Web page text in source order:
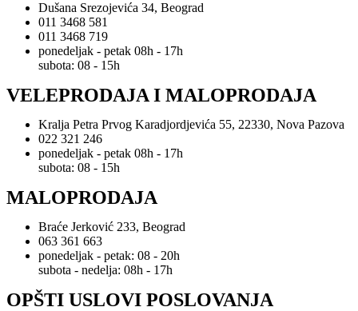
Dušana Srezojevića 34, Beograd
011 3468 581
011 3468 719
ponedeljak - petak 08h - 17h
subota: 08 - 15h
VELEPRODAJA I MALOPRODAJA
Kralja Petra Prvog Karadjordjevića 55, 22330, Nova Pazova
022 321 246
ponedeljak - petak 08h - 17h
subota: 08 - 15h
MALOPRODAJA
Braće Jerković 233, Beograd
063 361 663
ponedeljak - petak: 08 - 20h
subota - nedelja: 08h - 17h
OPŠTI USLOVI POSLOVANJA